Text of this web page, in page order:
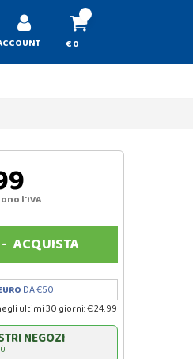
€ 0
l'IVA
-ACQUISTA
DA €50
ultimi 30 giorni: € 24.99
NEGOZI